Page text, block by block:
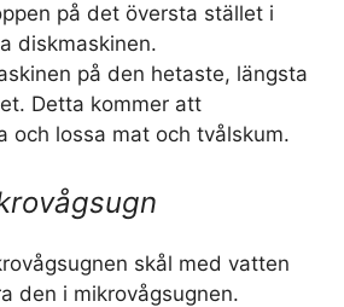
på det översta stället i
diskmaskinen.
på den hetaste, längsta
Detta kommer att
och lossa mat och tvålskum.
skål med vatten
den i mikrovågsugnen.